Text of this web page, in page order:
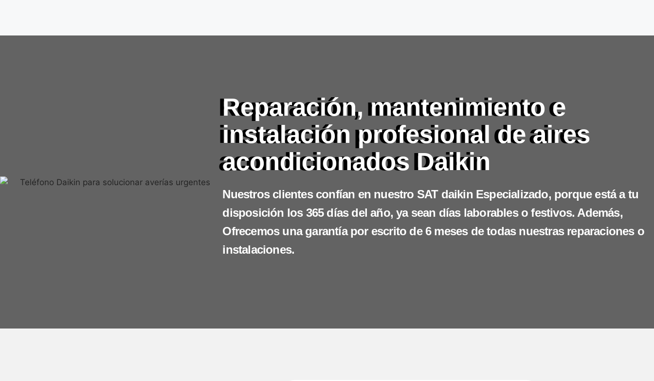
Reparación, mantenimiento e
instalación profesional de aires
acondicionados Daikin
Nuestros clientes confían en nuestro SAT daikin Especializado, porque está a tu
disposición los 365 días del año, ya sean días laborables o festivos. Además,
Ofrecemos una garantía por escrito de 6 meses de todas nuestras reparaciones o
instalaciones.